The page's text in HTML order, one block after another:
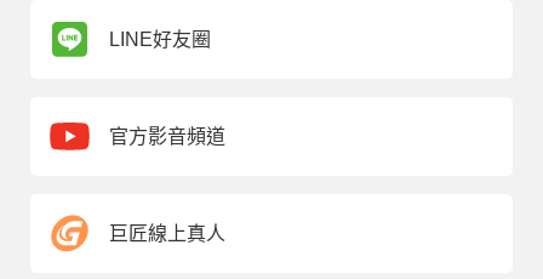
LINE好友圈
官方影音頻道
巨匠線上真人